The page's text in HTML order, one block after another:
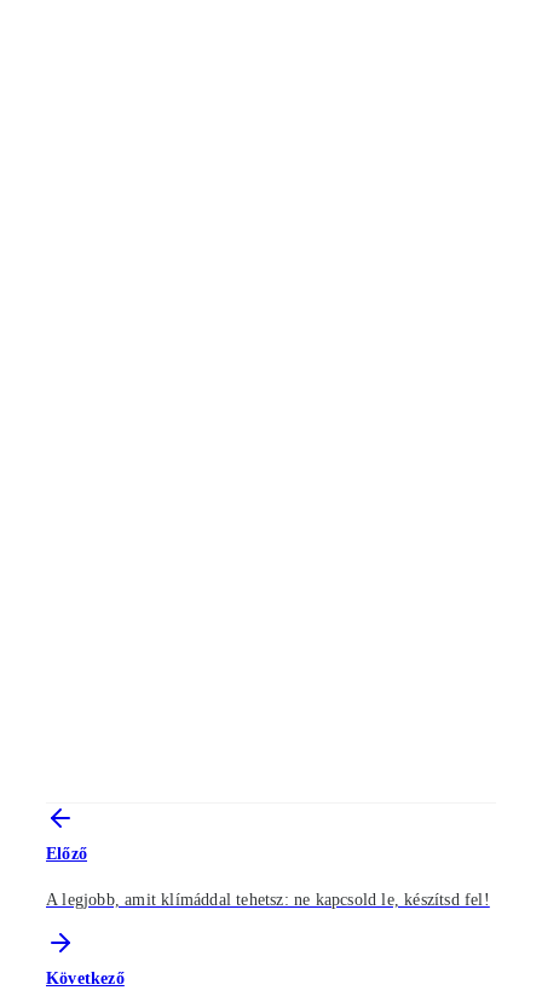
Előző
A legjobb, amit klímáddal tehetsz: ne kapcsold le, készítsd fel!
Következő